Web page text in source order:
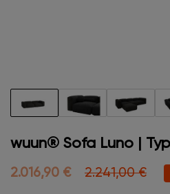
wuun® Sofa Luno |
2.016,90 € 2.241,00 €